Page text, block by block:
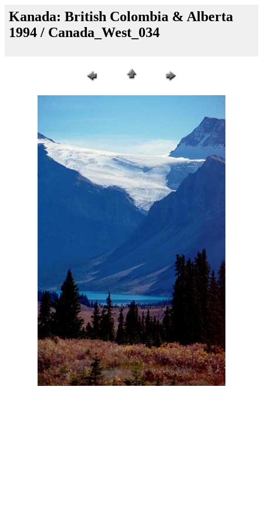
Kanada: British Colombia & Alberta
1994 / Canada_West_034